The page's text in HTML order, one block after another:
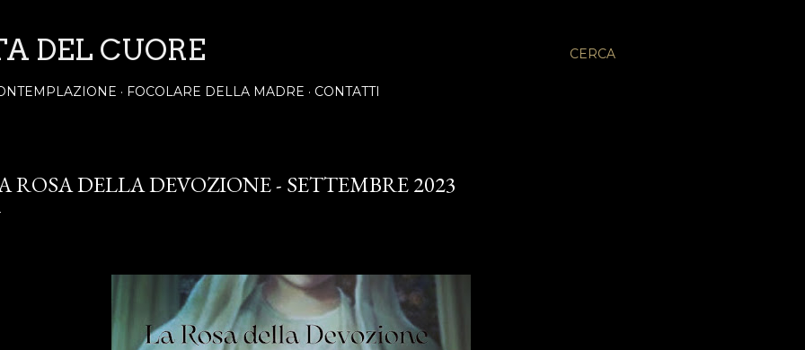
CERCA
DEL CUORE
FOCOLARE DELLA MADRE CONTATTI
ROSA DELLA DEVOZIONE - SETTEMBRE 2023